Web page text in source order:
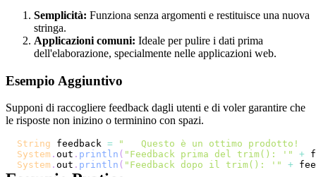
Semplicità: Funziona senza argomenti e restituisce una nuova
stringa.
Applicazioni comuni: Ideale per pulire i dati prima
dell'elaborazione, specialmente nelle applicazioni web.
Esempio Aggiuntivo
Supponi di raccogliere feedback dagli utenti e di voler garantire che
le risposte non inizino o terminino con spazi.
String feedback =
"   Questo è un ottimo prodotto!
System . out . println ( "Feedback prima del trim(): '" +
System . out . println ( "Feedback dopo il trim(): '" +